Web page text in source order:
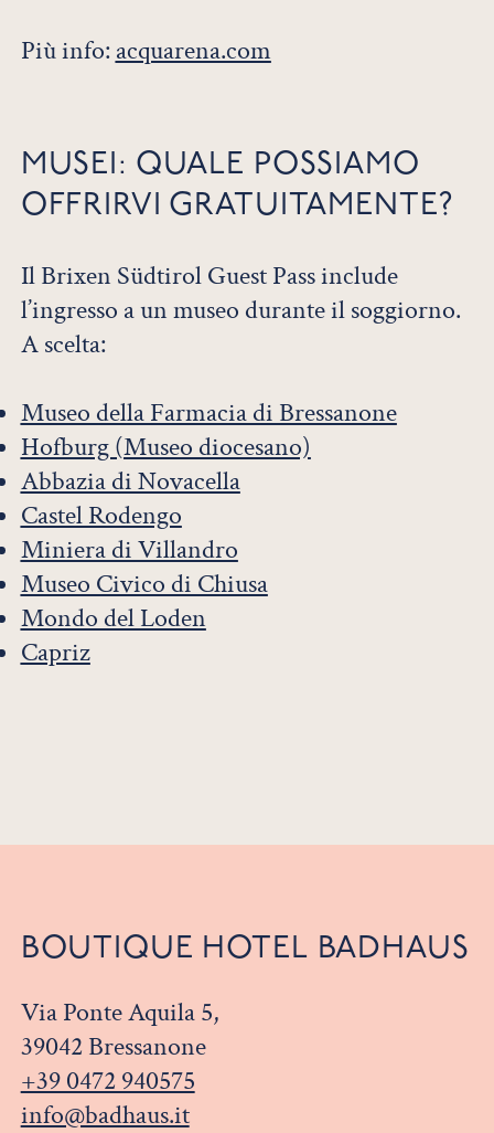
Più info: acquarena.com
MUSEI: QUALE POSSIAMO
OFFRIRVI GRATUITAMENTE?
Il Brixen Südtirol Guest Pass include
l’ingresso a un museo durante il soggiorno.
A scelta:
Museo della Farmacia di Bressanone
Hofburg (Museo diocesano)
Abbazia di Novacella
Castel Rodengo
Miniera di Villandro
Museo Civico di Chiusa
Mondo del Loden
Capriz
BOUTIQUE HOTEL BADHAUS
Via Ponte Aquila 5,
39042 Bressanone
+39 0472 940575
info@badhaus.it